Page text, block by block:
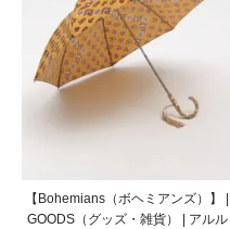
【Bohemians（ボヘミアンズ）】 |
GOODS（グッズ・雑貨） | アルル